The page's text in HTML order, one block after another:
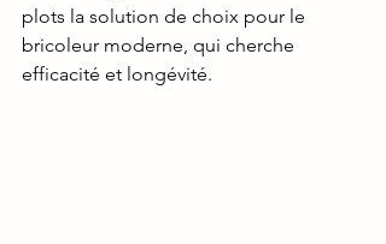
plots la solution de choix pour le
bricoleur moderne, qui cherche
efficacité et longévité.